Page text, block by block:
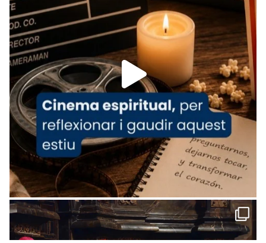
Arquebisbat de Barcelonais at Catedral
de Barcelona.
1 week ago
Aquest dilluns, 27 de juliol, ha tingut lloc la
missa d’acció de gràcies en agraïment al
comitè organitzador de la visita apostòlica
del Sant Pare Lleó XIV a Barcelona, i als
col·laboradors, a la Catedral de Barcelona.
L’arquebisbe de Barcelona, el cardenal Joan
Josep Omella, ha presidit la missa i l’ha
concelebrat el bisbe auxiliar de Barcelona,
Mons. David Abadías.
📸 Dr. G. Simón
Foto
View on Facebook Share